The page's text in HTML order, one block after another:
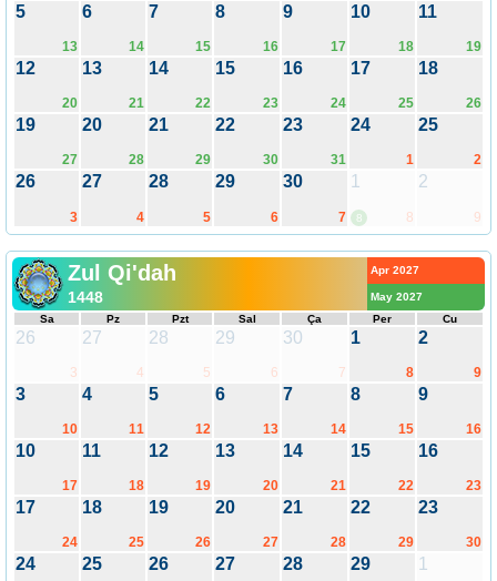
5
13
6
14
7
15
8
16
9
17
10
18
11
19
12
20
13
21
14
22
15
23
16
24
17
25
18
26
19
27
20
28
21
29
22
30
23
31
24
1
25
2
26
3
27
4
28
5
29
6
30
7
1
8
8
2
9
Zul Qi'dah
1448
Apr 2027
May 2027
Sa
Pz Pzt Sal Ça Per Cu
26
3
27
4
28
5
29
6
30
7
1
8
2
9
3
10
4
11
5
12
6
13
7
14
8
15
9
16
10
17
11
18
12
19
13
20
14
21
15
22
16
23
17
24
18
25
19
26
20
27
21
28
22
29
23
30
24 25 26 27 28 29 1